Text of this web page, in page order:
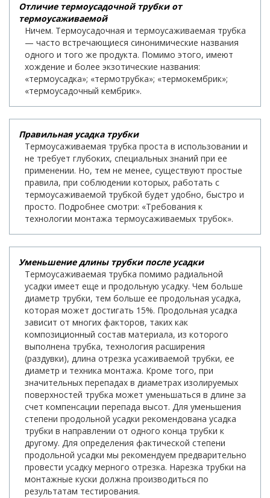
Отличие термоусадочной трубки от
термоусаживаемой
Ничем. Термоусадочная и термоусаживаемая трубка
— часто встречающиеся синонимические названия
одного и того же продукта. Помимо этого, имеют
хождение и более экзотические названия:
«термоусадка»; «термотрубка»; «термокембрик»;
«термоусадочный кембрик».
Правильная усадка трубки
Термоусаживаемая трубка проста в использовании и
не требует глубоких, специальных знаний при ее
применении. Но, тем не менее, существуют простые
правила, при соблюдении которых, работать с
термоусаживаемой трубкой будет удобно, быстро и
просто. Подробнее смотри: «Требования к
технологии монтажа термоусаживаемых трубок».
Уменьшение длины трубки после усадки
Термоусаживаемая трубка помимо радиальной
усадки имеет еще и продольную усадку. Чем больше
диаметр трубки, тем больше ее продольная усадка,
которая может достигать 15%. Продольная усадка
зависит от многих факторов, таких как
композиционный состав материала, из которого
выполнена трубка, технология расширения
(раздувки), длина отрезка усаживаемой трубки, ее
диаметр и техника монтажа. Кроме того, при
значительных перепадах в диаметрах изолируемых
поверхностей трубка может уменьшаться в длине за
счет компенсации перепада высот. Для уменьшения
степени продольной усадки рекомендована усадка
трубки в направлении от одного конца трубки к
другому. Для определения фактической степени
продольной усадки мы рекомендуем предварительно
провести усадку мерного отрезка. Нарезка трубки на
монтажные куски должна производиться по
результатам тестирования.